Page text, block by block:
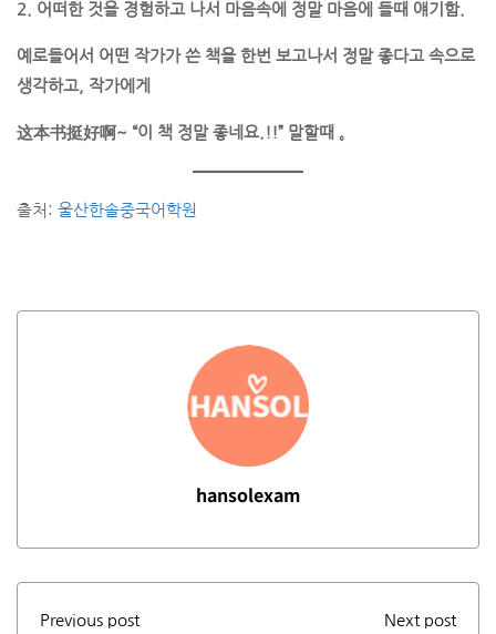
2. 어떠한 것을 경험하고 나서 마음속에 정말 마음에 들때 얘기함.
예로들어서 어떤 작가가 쓴 책을 한번 보고나서 정말 좋다고 속으로
생각하고, 작가에게
这本书挺好啊~ “이 책 정말 좋네요.!!” 말할때 。
출처: 울산한솔중국어학원
hansolexam
Previous post Next post